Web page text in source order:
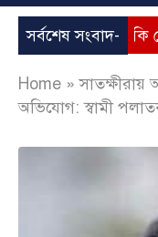
সর্বশেষ সংবাদ-
চেহারা কি দেখা
Home »সাতক্ষীরায়
অভিযোগ: স্বামী